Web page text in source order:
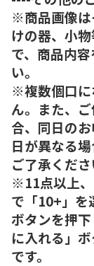
※商品画像は
けの器、小
で、商品内
い。
※複数個口に
ん。また、
合、同日の
日が異なる
ご了承くださ
※11点以上
で「10+」を
ボタンを押
に入れる」
です。